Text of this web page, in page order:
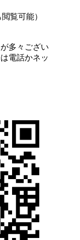
覧可能）
多々ござい
電話かネッ